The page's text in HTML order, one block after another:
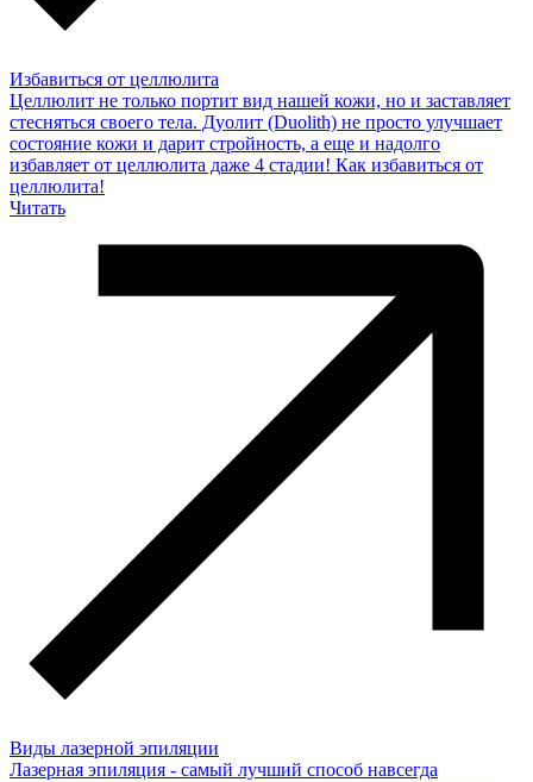
Избавиться от целлюлита
Целлюлит не только портит вид нашей кожи, но и заставляет
стесняться своего тела. Дуолит (Duolith) не просто улучшает
состояние кожи и дарит стройность, а еще и надолго
избавляет от целлюлита даже 4 стадии! Как избавиться от
целлюлита!
Читать
Виды лазерной эпиляции
Лазерная эпиляция - самый лучший способ навсегда